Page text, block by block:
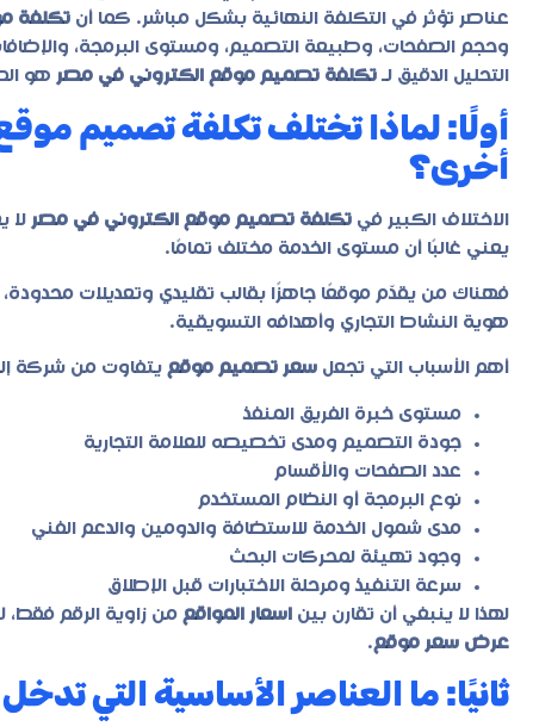
عناصر تؤثر في التكلفة النهائية بشكل مباشر. كما أن تكلفة
وحجم الصفحات، وطبيعة التصميم، ومستوى البرمجة،
التحليل الدقيق لـ تكلفة تصميم موقع الكتروني في مصر هو
أولًا: لماذا تختلف تكلفة تصميم
أخرى؟
الاختلاف الكبير في تكلفة تصميم موقع الكتروني في مصر لا
يعني غالبًا أن مستوى الخدمة مختلف تمامًا.
فهناك من يقدّم موقعًا جاهزًا بقالب تقليدي وتعديلات
هوية النشاط التجاري وأهدافه التسويقية.
أهم الأسباب التي تجعل سعر تصميم موقع يتفاوت من شركة
مستوى خبرة الفريق المنفذ
جودة التصميم ومدى تخصيصه للعلامة التجارية
عدد الصفحات والأقسام
نوع البرمجة أو النظام المستخدم
مدى شمول الخدمة للاستضافة والدومين والدعم الفني
وجود تهيئة لمحركات البحث
سرعة التنفيذ ومرحلة الاختبارات قبل الإطلاق
لهذا لا ينبغي أن تقارن بين اسعار المواقع من زاوية الرقم فقط،
عرض سعر موقع.
ثانيًا: ما العناصر الأساسية التي